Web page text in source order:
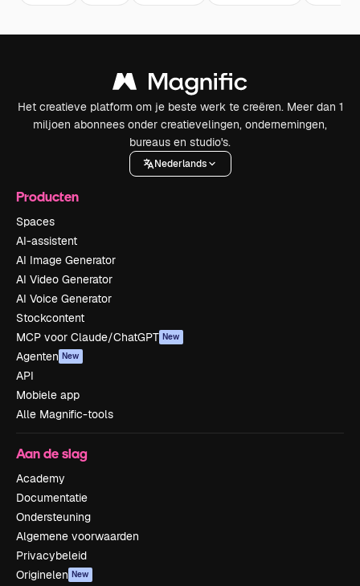
Het creatieve platform om je beste werk te creëren. Meer dan 1
miljoen abonnees onder creatievelingen, ondernemingen,
bureaus en studio's.
Nederlands
Producten
Spaces
AI-assistent
AI Image Generator
AI Video Generator
AI Voice Generator
Stockcontent
MCP voor Claude/ChatGPT New
Agenten New
API
Mobiele app
Alle Magnific-tools
Aan de slag
Academy
Documentatie
Ondersteuning
Algemene voorwaarden
Privacybeleid
Originelen New